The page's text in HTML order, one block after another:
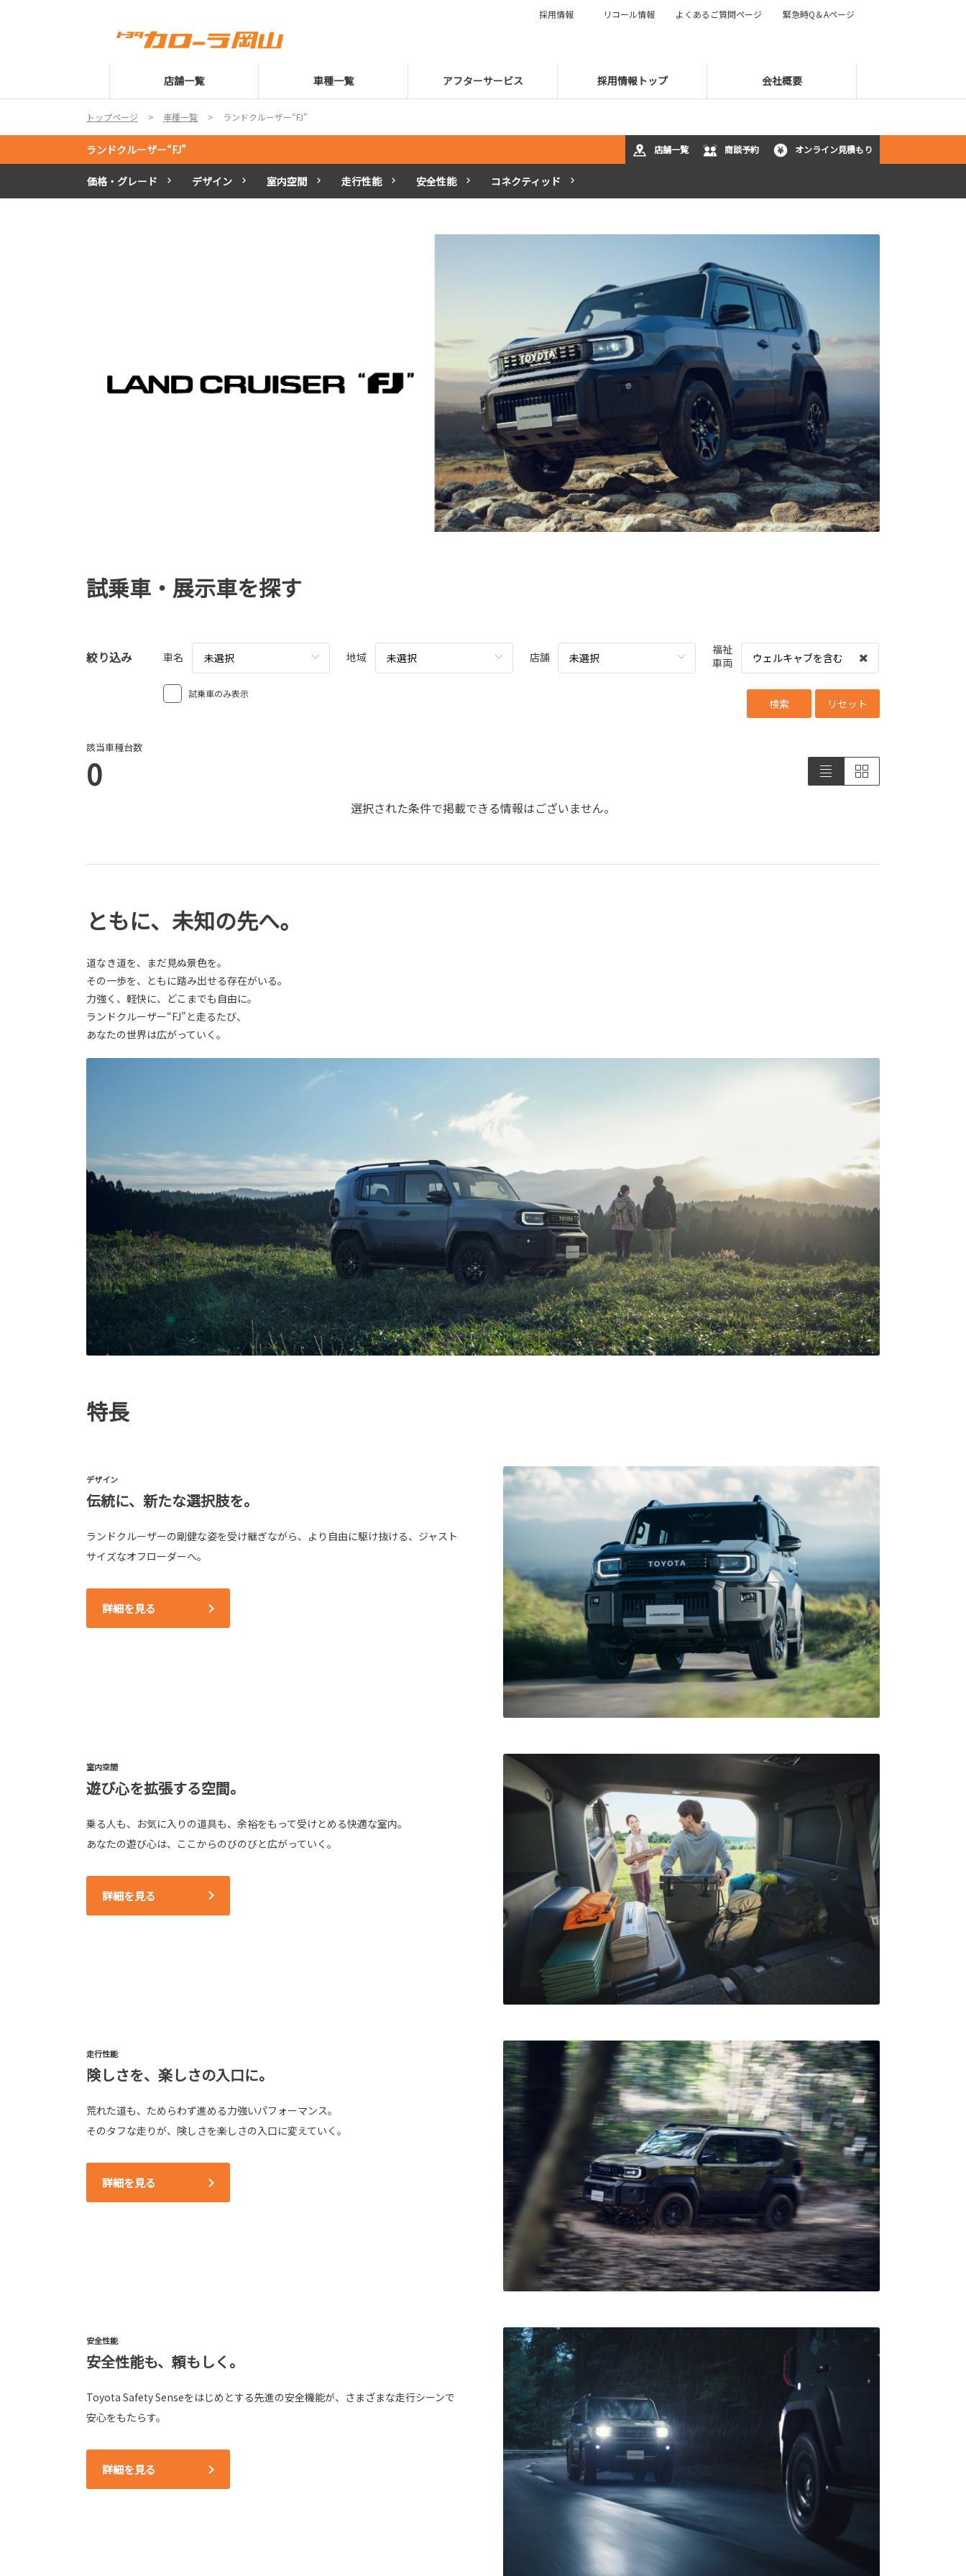
店舗一覧 車種一覧 アフターサービス 採用情報トップ 会社概要
採用情報 リコール情報 よくあるご質問ページ 緊急時Q＆Aページ
トップページ 車種一覧 ランドクルーザー“FJ”
ランドクルーザー“FJ” 店舗一覧 商談予約 オンライン見積もり
価格・グレード デザイン 室内空間 走行性能 安全性能 コネクティッド
試乗車・展示車を探す
絞り込み 車名 未選択 地域 未選択 店舗 未選択
福祉
車両
ウェルキャブを含む
試乗車のみ表示
検索 リセット
該当車種台数
0
選択された条件で掲載できる情報はございません。
ともに、未知の先へ。
道なき道を、まだ見ぬ景色を。
その一歩を、ともに踏み出せる存在がいる。
力強く、軽快に、どこまでも自由に。
ランドクルーザー“FJ”と走るたび、
あなたの世界は広がっていく。
特長
デザイン
伝統に、新たな選択肢を。
ランドクルーザーの剛健な姿を受け継ぎながら、より自由に駆け抜ける、ジャスト
サイズなオフローダーへ。
詳細を見る
室内空間
遊び心を拡張する空間。
乗る人も、お気に入りの道具も、余裕をもって受けとめる快適な室内。
あなたの遊び心は、ここからのびのびと広がっていく。
詳細を見る
走行性能
険しさを、楽しさの入口に。
荒れた道も、ためらわず進める力強いパフォーマンス。
そのタフな走りが、険しさを楽しさの入口に変えていく。
詳細を見る
安全性能
安全性能も、頼もしく。
Toyota Safety Senseをはじめとする先進の安全機能が、さまざまな走行シーンで
安心をもたらす。
詳細を見る